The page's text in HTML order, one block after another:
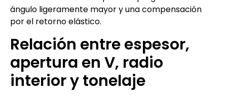
ángulo ligeramente mayor y una compensación
por el retorno elástico.
Relación entre espesor,
apertura en V, radio
interior y tonelaje